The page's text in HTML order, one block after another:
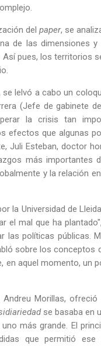
del paper, se
de las dimensiones
pues, los territorios
se lelvó a cabo un
(Jefe de gabinete
la crisis tan
efectos que algunas
Juli Esteban, doctor
más importantes
y la relación
la Universidad de
el mal que ha
las políticas públicas.
sobre los conceptos
aquel momento, un
Morillas,
se basaba en
más grande. El
que permitió